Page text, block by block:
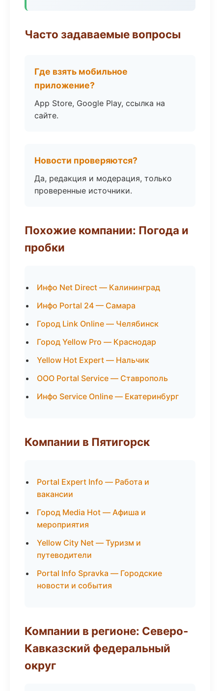
Часто задаваемые вопросы
Где взять мобильное
приложение?
App Store, Google Play, ссылка на
сайте.
Новости проверяются?
Да, редакция и модерация, только
проверенные источники.
Похожие компании: Погода и
пробки
Инфо Net Direct — Калининград
Инфо Portal 24 — Самара
Город Link Online — Челябинск
Город Yellow Pro — Краснодар
Yellow Hot Expert — Нальчик
ООО Portal Service — Ставрополь
Инфо Service Online — Екатеринбург
Компании в Пятигорск
Portal Expert Info — Работа и
вакансии
Город Media Hot — Афиша и
мероприятия
Yellow City Net — Туризм и
путеводители
Portal Info Spravka — Городские
новости и события
Компании в регионе: Северо-
Кавказский федеральный
округ